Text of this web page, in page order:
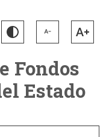
Fondos
Estado